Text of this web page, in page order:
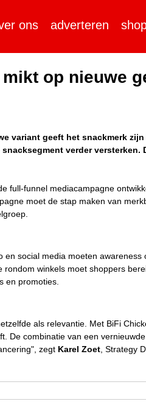
ons adverteren
op nieuwe
variant geeft het snackmerk
verder versterken.
de full-funnel mediacampagne
moet de stap maken van
social media moeten awareness
winkels moet shoppers
en promoties.
als relevantie. Met BiFi
De combinatie van een
zegt Karel Zoet , Strategy